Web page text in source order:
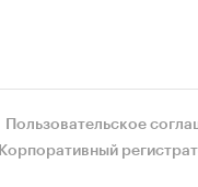
Пользовательское
Корпоративный